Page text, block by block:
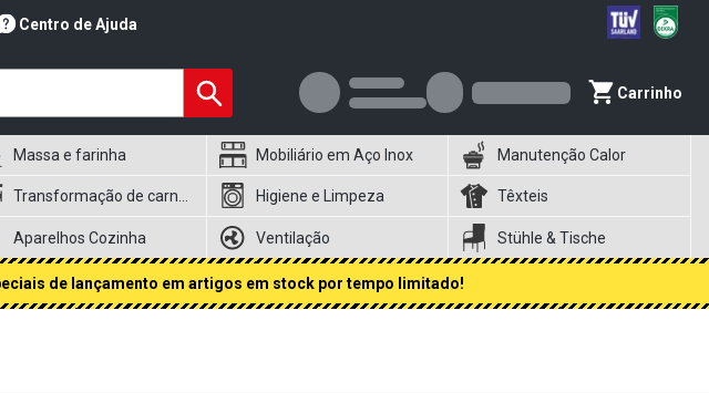
Centro de Ajuda
Carrinho
Massa e farinha Mobiliário em Aço Inox Manutenção Calor
Higiene e Limpeza Têxteis
Aparelhos Cozinha Ventilação Stühle & Tische
de lançamento em artigos em stock por tempo limitado!